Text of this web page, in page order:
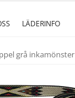
LÄDERINFO
grå inkamönster